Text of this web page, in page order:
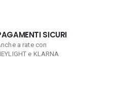
SICURI
a rate con
e KLARNA